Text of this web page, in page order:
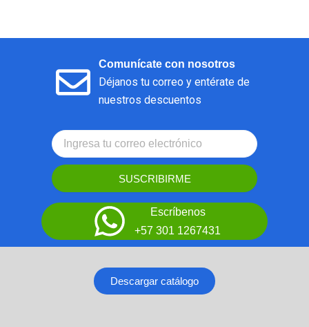
Comunícate con nosotros
Déjanos tu correo y entérate de
nuestros descuentos
SUSCRIBIRME
Escríbenos
+57 301 1267431
Descargar catálogo